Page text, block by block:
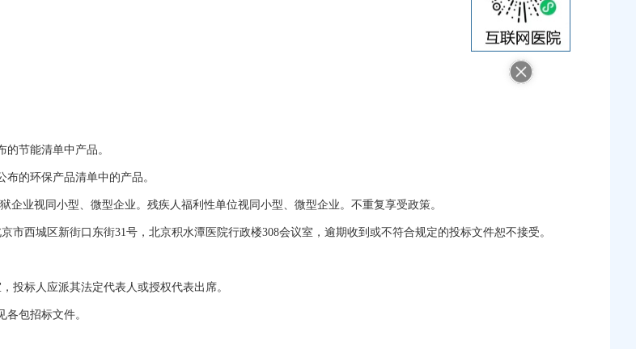
节能清单中产品。
的环保产品清单中的产品。
企业视同小型、微型企业。残疾人福利性单位视同小型、微型企业。不重复享受政策。
市西城区新街口东街31号，北京积水潭医院行政楼308会议室，逾期收到或不符合规定的投标文件恕不接受。
投标人应派其法定代表人或授权代表出席。
包招标文件。